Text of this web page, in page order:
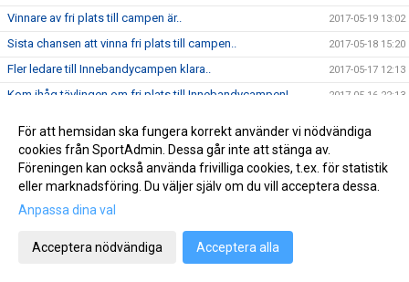
Vinnare av fri plats till campen är.. 2017-05-19 13:02
Sista chansen att vinna fri plats till campen.. 2017-05-18 15:20
Fler ledare till Innebandycampen klara.. 2017-05-17 12:13
Kom ihåg tävlingen om fri plats till Innebandycampen! 2017-05-16 22:13
Spelarpresentation Dam: Carolina Karlsson
Anmälda deltagare till Innebandycampen 2017-05-09 18:19
Spelarpresentation Dam: Elin Stensson
Hansen och Green klara för Skoghalls IBK
För att hemsidan ska fungera korrekt använder vi nödvändiga
cookies från SportAdmin. Dessa går inte att stänga av.
Föreningen kan också använda frivilliga cookies, t.ex. för statistik
eller marknadsföring. Du väljer själv om du vill acceptera dessa.
Anpassa dina val
Acceptera nödvändiga Acceptera alla